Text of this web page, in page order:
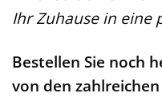
Ihr Zuhause in eine
Bestellen Sie noch
von den